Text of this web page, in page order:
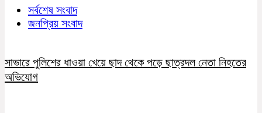
সর্বশেষ সংবাদ
জনপ্রিয় সংবাদ
সাভারে পুলিশের ধাওয়া খেয়ে ছাদ থেকে পড়ে ছাত্রদল নেতা নিহতের
অভিযোগ